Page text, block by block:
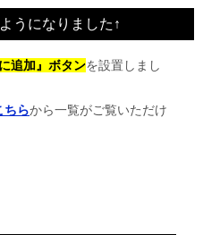
うになりました↑
追加』ボタンを設置しまし
ちらから一覧がご覧いただけ